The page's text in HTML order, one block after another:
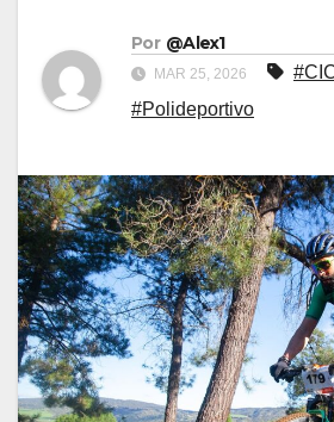
Por @Alex1
MAR 25, 2026
#Polideportivo